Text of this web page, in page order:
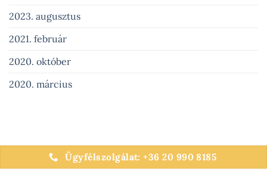
2023. augusztus
2021. február
2020. október
2020. március
Ügyfélszolgálat: +36 20 990 8185